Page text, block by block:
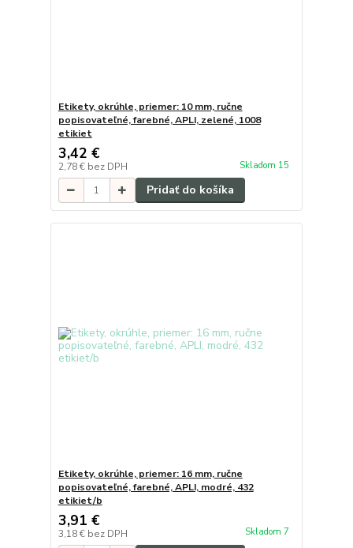
Etikety, okrúhle, priemer: 10 mm, ručne
popisovateľné, farebné, APLI, zelené, 1008
etikiet
3,42 €
2,78 € bez DPH Skladom 15
Pridať do košíka
Etikety, okrúhle, priemer: 16 mm, ručne
popisovateľné, farebné, APLI, modré, 432
etikiet/b
3,91 €
3,18 € bez DPH Skladom 7